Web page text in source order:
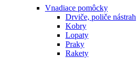
Vnadiace pomôcky
Drviče, poliče nástrah
Kobry
Lopaty
Praky
Rakety